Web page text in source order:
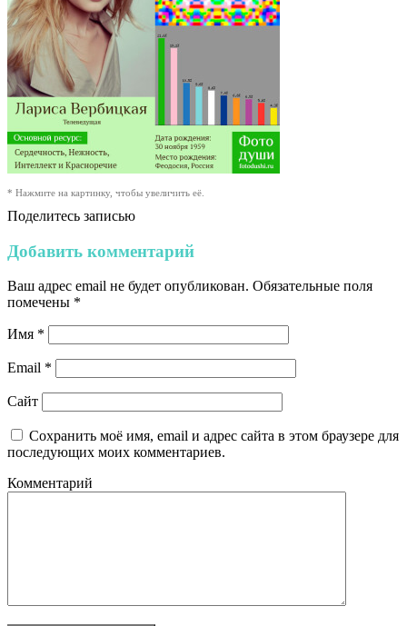
* Нажмите на картинку, чтобы увеличить её.
Поделитесь записью
Добавить комментарий
Ваш адрес email не будет опубликован. Обязательные поля
помечены *
Имя *
Email *
Сайт
Сохранить моё имя, email и адрес сайта в этом браузере для
последующих моих комментариев.
Комментарий